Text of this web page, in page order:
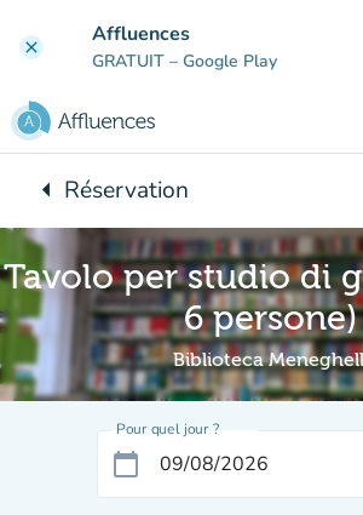
clear Affluences
GRATUIT – Google Play
arrow_leftRetour à :
Réservation
Tavolo per studio di
6 persone)
Biblioteca
Pour quel jour ?
calendar_today